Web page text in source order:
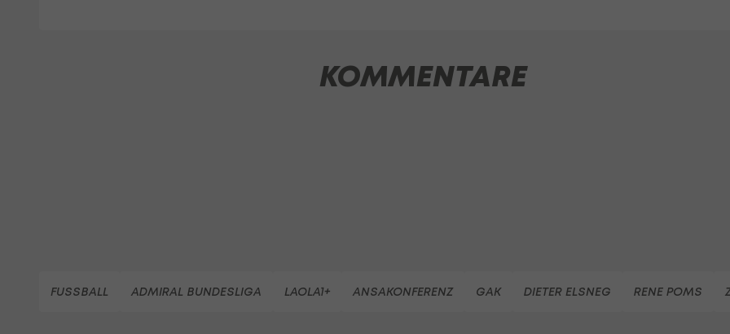
KOMMENTARE
FUSSBALL ADMIRAL BUNDESLIGA LAOLA1+ ANSAKONFERENZ GAK DIETER ELSNEG RENE POMS